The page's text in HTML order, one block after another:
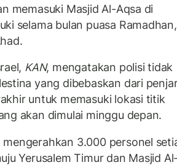
memasuki Masjid Al-Aqsa di
selama bulan puasa Ramadhan,
KAN, mengatakan polisi tidak
yang dibebaskan dari
untuk memasuki lokasi titik
akan dimulai minggu depan.
3.000 personel
Yerusalem Timur dan Masjid Al-